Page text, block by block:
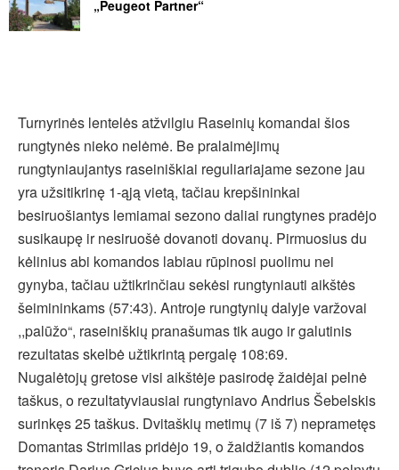
„Peugeot Partner“
Turnyrinės lentelės atžvilgiu Raseinių komandai šios
rungtynės nieko nelėmė. Be pralaimėjimų
rungtyniaujantys raseiniškiai reguliariajame sezone jau
yra užsitikrinę 1-ąją vietą, tačiau krepšininkai
besiruošiantys lemiamai sezono daliai rungtynes pradėjo
susikaupę ir nesiruošė dovanoti dovanų. Pirmuosius du
kėlinius abi komandos labiau rūpinosi puolimu nei
gynyba, tačiau užtikrinčiau sekėsi rungtyniauti aikštės
šeimininkams (57:43). Antroje rungtynių dalyje varžovai
,,palūžo“, raseiniškių pranašumas tik augo ir galutinis
rezultatas skelbė užtikrintą pergalę 108:69.
Nugalėtojų gretose visi aikštėje pasirodę žaidėjai pelnė
taškus, o rezultatyviausiai rungtyniavo Andrius Šebelskis
surinkęs 25 taškus. Dvitaškių metimų (7 iš 7) neprametęs
Domantas Strimilas pridėjo 19, o žaidžiantis komandos